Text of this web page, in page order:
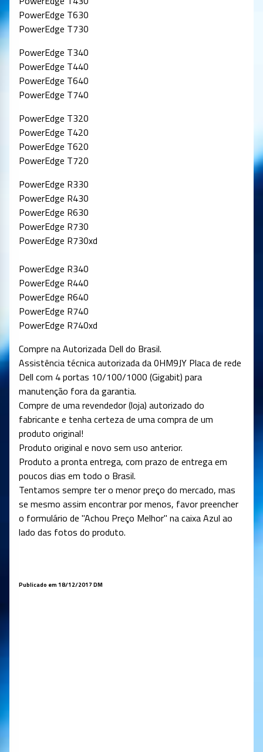
PowerEdge T630
PowerEdge T730
PowerEdge T340
PowerEdge T440
PowerEdge T640
PowerEdge T740
PowerEdge T320
PowerEdge T420
PowerEdge T620
PowerEdge T720
PowerEdge R330
PowerEdge R430
PowerEdge R630
PowerEdge R730
PowerEdge R730xd
PowerEdge R340
PowerEdge R440
PowerEdge R640
PowerEdge R740
PowerEdge R740xd
Compre na Autorizada Dell do Brasil.
Assistência técnica autorizada da 0HM9JY Placa de rede
Dell com 4 portas 10/100/1000 (Gigabit) para
manutenção fora da garantia.
Compre de uma revendedor (loja) autorizado do
fabricante e tenha certeza de uma compra de um
produto original!
Produto original e novo sem uso anterior.
Produto a pronta entrega, com prazo de entrega em
poucos dias em todo o Brasil.
Tentamos sempre ter o menor preço do mercado, mas
se mesmo assim encontrar por menos, favor preencher
o formulário de "Achou Preço Melhor" na caixa Azul ao
lado das fotos do produto.
Publicado em 18/12/2017 DM